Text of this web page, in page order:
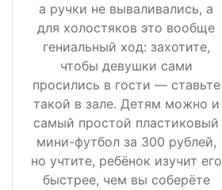
а ручки не вываливались, а
для холостяков это вообще
гениальный ход: захотите,
чтобы девушки сами
просились в гости — ставьте
такой в зале. Детям можно и
самый простой пластиковый
мини-футбол за 300 рублей,
но учтите, ребёнок изучит его
быстрее, чем вы соберёте